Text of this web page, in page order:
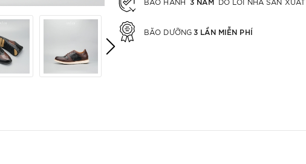
BÃO DƯỠNG 3 LẦN MIỄN PHÍ